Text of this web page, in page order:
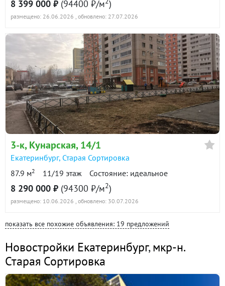
8 399 000 ₽ (94400 ₽/м )
размещено: 26.06.2026 , обновлено: 27.07.2026
3-к, Кунарская, 14/1
Екатеринбург, Старая Сортировка
87.9 м2 11/19 этаж Состояние: идеальное
8 290 000 ₽ (94300 ₽/м2)
размещено: 10.06.2026 , обновлено: 30.07.2026
показать все похожие объявления: 19 предложений
Новостройки Екатеринбург,мкр-н.
Старая Сортировка